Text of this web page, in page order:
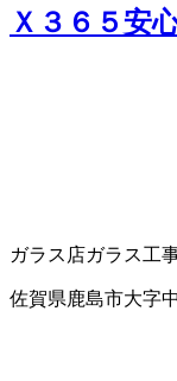
Ｘ３６５安
ガラス店ガラス工
佐賀県鹿島市大字